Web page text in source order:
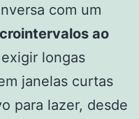
com um
ao
longas
janelas curtas
para lazer, desde